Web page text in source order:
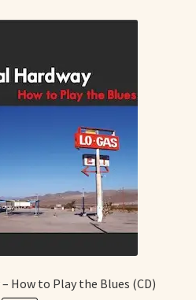
How to Play the Blues (CD)